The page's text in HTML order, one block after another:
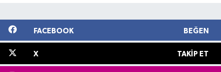
FACEBOOK BEĞEN
X TAKIP ET